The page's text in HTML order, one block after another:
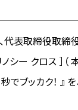
表取締役取締
シー クロス ］
でブッカク！ 』